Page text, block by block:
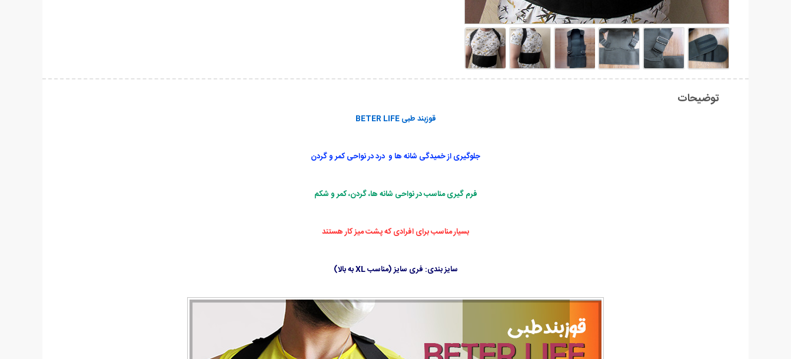
توضیحات
قوزبند طبی BETER LIFE
جلوگیری از خمیدگی شانه ها و درد در نواحی کمر و گردن
فرم گیری مناسب در نواحی شانه ها، گردن، کمر و شکم
بسیار مناسب برای افرادی که پشت میز کار هستند
سایز بندی: فری سایز (مناسب XL به بالا)